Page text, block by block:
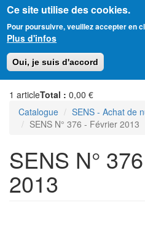
Ce site utilise des cookies.
Pour poursuivre, veuillez accepter en
Plus d'infos
Oui, je suis d'accord
au
contenu
principal
Amitié
1 articleTotal : 0,00 €
Catalogue
SENS - Achat de
SENS N° 376 - Février 2013
SENS N°
2013